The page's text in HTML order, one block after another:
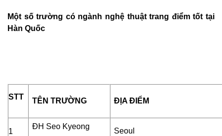
Một số trường có ngành nghệ thuật trang điểm tốt tại
Hàn Quốc
STT
TÊN TRƯỜNG ĐỊA ĐIỂM
1
ĐH Seo Kyeong
Seoul